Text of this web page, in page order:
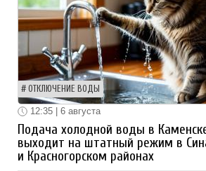
ОТКЛЮЧЕНИЕ ВОДЫ
12:35 | 6 августа
Подача холодной воды в
выходит на штатный режим в
и Красногорском районах